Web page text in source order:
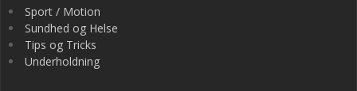
Sport / Motion
Sundhed og Helse
Tips og Tricks
Underholdning